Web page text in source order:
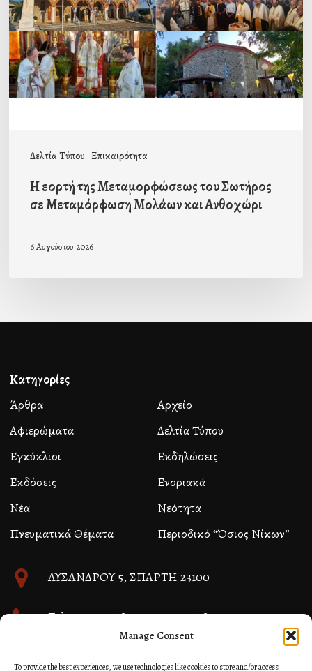
Manage Consent
To provide the best experiences, we use technologies like cookies to store and/or access
Δελτία Τύπου Επικαιρότητα
Μεταμορφώσεως
του
Σωτήρος
σε
Μεταμόρφωση
Η εορτή της Μεταμορφώσεως του Σωτήρος
σε Μεταμόρφωση Μολάων και Ανθοχώρι
6 Αυγούστου 2026
Κατηγορίες
Άρθρα
Αρχείο
Αφιερώματα
Δελτία Τύπου
Εγκύκλιοι
Εκδηλώσεις
Εκδόσεις
Ενοριακά
Νέα
Νεότητα
Πνευματικά Θέματα
Περιοδικό “Όσιος Νίκων”
ΛΥΣΑΝΔΡΟΥ 5, ΣΠΑΡΤΗ 23100
Τηλ. 27310 26580 και 27310 26581